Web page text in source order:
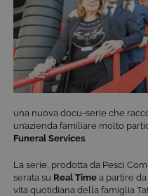
una nuova docu-serie che
un’azienda familiare molto
Funeral Services
La serie, prodotta da Pesci
serata su Real Time a partire
vita quotidiana della famiglia